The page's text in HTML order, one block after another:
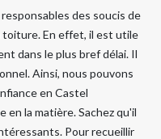
des soucis de
En effet, il est utile
dans le plus bref délai. Il
Ainsi, nous pouvons
en Castel
en la matière. Sachez qu'il
Pour recueillir